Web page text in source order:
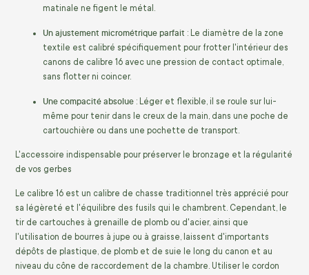
matinale ne figent le métal.
Un ajustement micrométrique parfait : Le diamètre de la zone
textile est calibré spécifiquement pour frotter l'intérieur des
canons de calibre 16 avec une pression de contact optimale,
sans flotter ni coincer.
Une compacité absolue : Léger et flexible, il se roule sur lui-
même pour tenir dans le creux de la main, dans une poche de
cartouchière ou dans une pochette de transport.
L'accessoire indispensable pour préserver le bronzage et la régularité
de vos gerbes
Le calibre 16 est un calibre de chasse traditionnel très apprécié pour
sa légèreté et l'équilibre des fusils qui le chambrent. Cependant, le
tir de cartouches à grenaille de plomb ou d'acier, ainsi que
l'utilisation de bourres à jupe ou à graisse, laissent d'importants
dépôts de plastique, de plomb et de suie le long du canon et au
niveau du cône de raccordement de la chambre. Utiliser le cordon